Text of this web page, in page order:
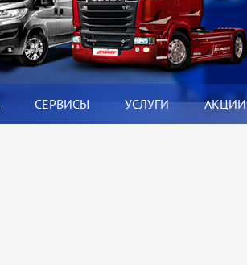
СЕРВИСЫ УСЛУГИ АКЦИИ